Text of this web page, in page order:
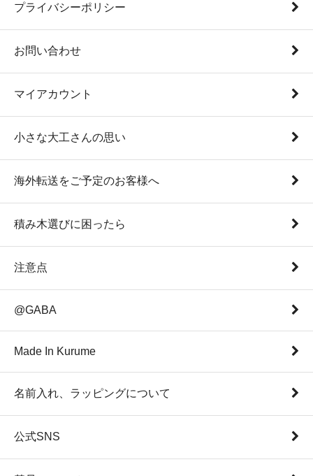
プライバシーポリシー
お問い合わせ
マイアカウント
小さな大工さんの思い
海外転送をご予定のお客様へ
積み木選びに困ったら
注意点
@GABA
Made In Kurume
名前入れ、ラッピングについて
公式SNS